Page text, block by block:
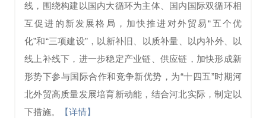
线，围绕构建以国内大循环为主体、国内国际双循环相
互促进的新发展格局，加快推进对外贸易“五个优
化”和“三项建设”，以新补旧、以质补量、以内补外、以
线上补线下，进一步稳定产业链、供应链，加快形成新
形势下参与国际合作和竞争新优势，为“十四五”时期河
北外贸高质量发展培育新动能，结合河北实际，制定以
下措施。
【详情】